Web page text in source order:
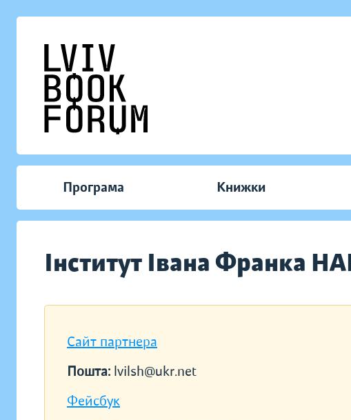
Програма Книжки
Інститут Івана Франка
Сайт партнера
Пошта: lvilsh@ukr.net
Фейсбук